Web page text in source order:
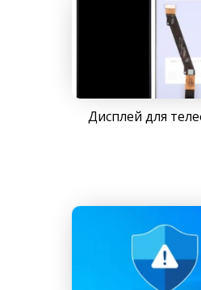
Дисплей для